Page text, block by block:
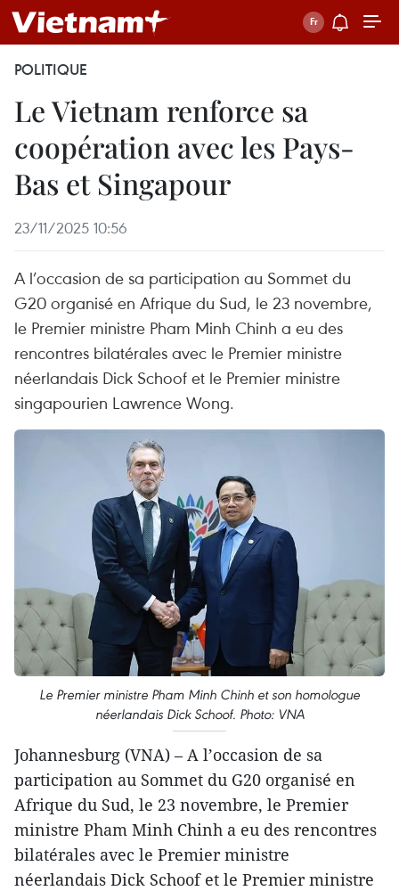
POLITIQUE
Le Vietnam renforce sa
coopération avec les Pays-
Bas et Singapour
23/11/2025 10:56
A l’occasion de sa participation au Sommet du
G20 organisé en Afrique du Sud, le 23 novembre,
le Premier ministre Pham Minh Chinh a eu des
rencontres bilatérales avec le Premier ministre
néerlandais Dick Schoof et le Premier ministre
singapourien Lawrence Wong.
Le Premier ministre Pham Minh Chinh et son homologue
néerlandais Dick Schoof. Photo: VNA
Johannesburg (VNA) – A l’occasion de sa
participation au Sommet du G20 organisé en
Afrique du Sud, le 23 novembre, le Premier
ministre Pham Minh Chinh a eu des rencontres
bilatérales avec le Premier ministre
néerlandais Dick Schoof et le Premier ministre